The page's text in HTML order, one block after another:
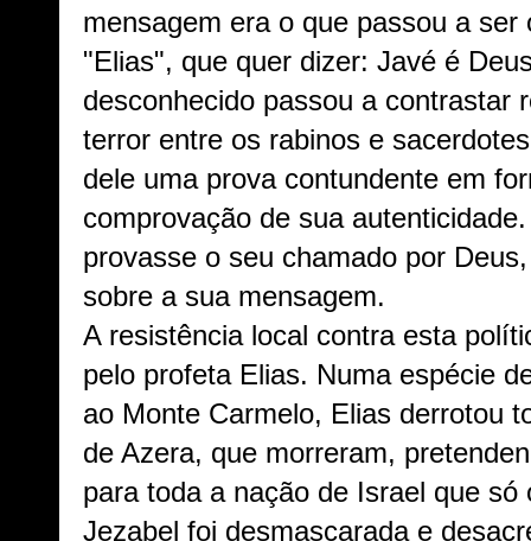
mensagem era o que passou a ser
"Elias", que quer dizer: Javé é
desconhecido passou a contrastar
terror entre os rabinos e
dele uma prova contundente em
comprovação de sua
provasse o seu chamado por
sobre a sua mensagem.
A resistência local contra esta
pelo profeta Elias. Numa espécie
ao Monte Carmelo, Elias derrotou
de Azera, que morreram,
para toda a nação de Israel que só
Jezabel foi desmascarada e